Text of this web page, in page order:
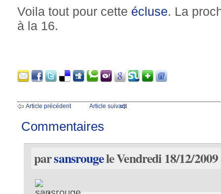
Voila tout pour cette écluse. La
à la 16.
Article précédent Article suivant
Commentaires
parsansrougele Vendredi 18/12/